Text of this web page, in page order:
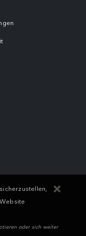
oder sich weiter